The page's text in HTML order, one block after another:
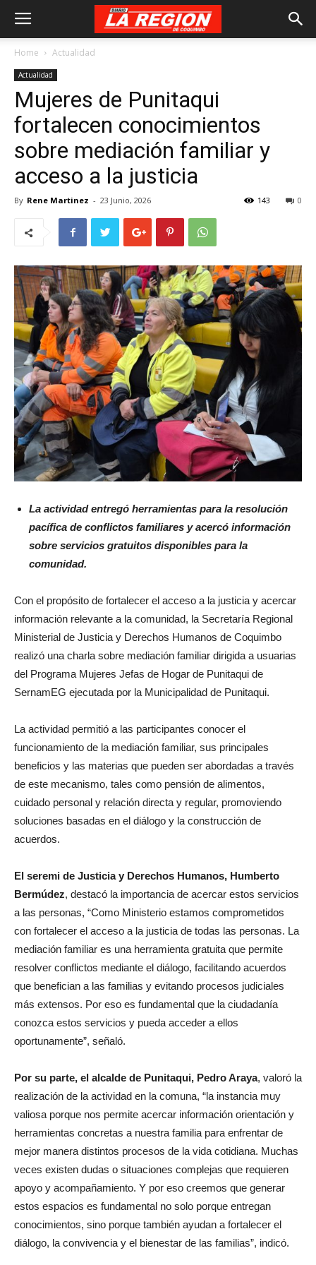
Home Actualidad
Actualidad
Mujeres de Punitaqui
fortalecen conocimientos
sobre mediación familiar y
acceso a la justicia
By Rene Martinez - 23 Junio, 2026 0
143
La actividad entregó herramientas para la resolución
pacífica de conflictos familiares y acercó información
sobre servicios gratuitos disponibles para la
comunidad.
Con el propósito de fortalecer el acceso a la justicia y acercar
información relevante a la comunidad, la Secretaría Regional
Ministerial de Justicia y Derechos Humanos de Coquimbo
realizó una charla sobre mediación familiar dirigida a usuarias
del Programa Mujeres Jefas de Hogar de Punitaqui de
SernamEG ejecutada por la Municipalidad de Punitaqui.
La actividad permitió a las participantes conocer el
funcionamiento de la mediación familiar, sus principales
beneficios y las materias que pueden ser abordadas a través
de este mecanismo, tales como pensión de alimentos,
cuidado personal y relación directa y regular, promoviendo
soluciones basadas en el diálogo y la construcción de
acuerdos.
El seremi de Justicia y Derechos Humanos, Humberto
Bermúdez, destacó la importancia de acercar estos servicios
a las personas, “Como Ministerio estamos comprometidos
con fortalecer el acceso a la justicia de todas las personas. La
mediación familiar es una herramienta gratuita que permite
resolver conflictos mediante el diálogo, facilitando acuerdos
que benefician a las familias y evitando procesos judiciales
más extensos. Por eso es fundamental que la ciudadanía
conozca estos servicios y pueda acceder a ellos
oportunamente”, señaló.
Por su parte, el alcalde de Punitaqui, Pedro Araya, valoró la
realización de la actividad en la comuna, “la instancia muy
valiosa porque nos permite acercar información orientación y
herramientas concretas a nuestra familia para enfrentar de
mejor manera distintos procesos de la vida cotidiana. Muchas
veces existen dudas o situaciones complejas que requieren
apoyo y acompañamiento. Y por eso creemos que generar
estos espacios es fundamental no solo porque entregan
conocimientos, sino porque también ayudan a fortalecer el
diálogo, la convivencia y el bienestar de las familias”, indicó.